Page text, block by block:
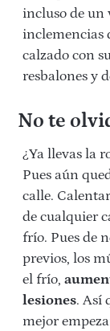
incluso de un
inclemencias
calzado con
resbalones y
No te
¿Ya llevas la
Pues aún
calle.
de cualquier
frío. Pues de
previos, los
el frío,
lesiones. Así
mejor